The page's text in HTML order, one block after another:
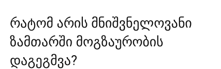
რატომ არის მნიშვნელოვანი
ზამთარში მოგზაურობის
დაგეგმვა?